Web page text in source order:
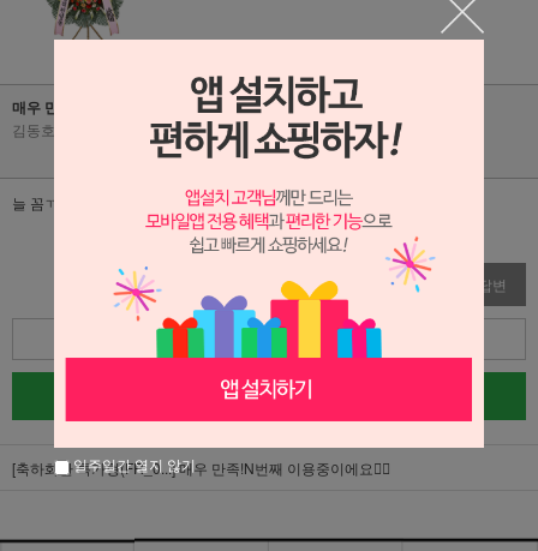
매우 만족!N번째 이용중이에요👍🏻
김동호 2026-05-08 | 조회수 53
늘 꼼ㄲ모하게 처리해주셔서 감사합니다^^
수정 삭제 답변
글쓰기
[축하화환 특가형(FR_0...]매우 만족!N번째 이용중이에요👍🏻
일주일간 열지 않기